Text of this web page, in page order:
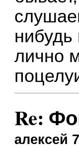
нибудь
лично
Re:
алексей